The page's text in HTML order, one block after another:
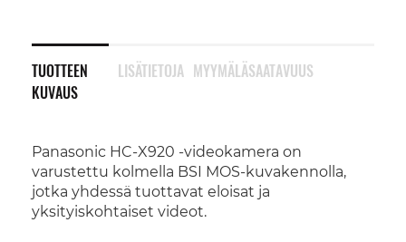
TUOTTEEN
KUVAUS
Panasonic HC-X920 -videokamera on
varustettu kolmella BSI MOS-kuvakennolla,
jotka yhdessä tuottavat eloisat ja
yksityiskohtaiset videot.
LISÄTIETOJA MYYMÄLÄSAATAVUUS